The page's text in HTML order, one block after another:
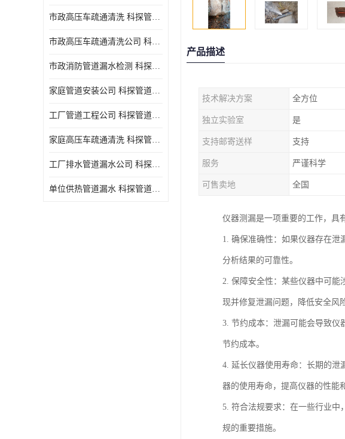
市政高压车疏通清洗 科探管道工程 设备齐
市政高压车疏通清洗公司 科探管道工程 经验丰富
市政消防管道漏水检测 科探管道工程 快速上门
家庭管道安装公司 科探管道工程 团队服务
工厂管道工程公司 科探管道工程 时效快
家庭高压车疏通清洗 科探管道工程 服务周到
工厂排水管道漏水公司 科探管道工程 快速上门
单位供热管道漏水 科探管道工程 设备齐
产品描述
技术解决方案 全方位
独立实验室 是
支持邮寄送样 支持
服务 严谨科学
可售卖地 全国
仪器测漏是一项重要的工作，具
1. 确保准确性：如果仪器存在泄
分析结果的可靠性。
2. 保障安全性：某些仪器中可能
现并修复泄漏问题，降低安全风
3. 节约成本：泄漏可能会导致仪
节约成本。
4. 延长仪器使用寿命：长期的泄
器的使用寿命，提高仪器的性能
5. 符合法规要求：在一些行业中
规的重要措施。